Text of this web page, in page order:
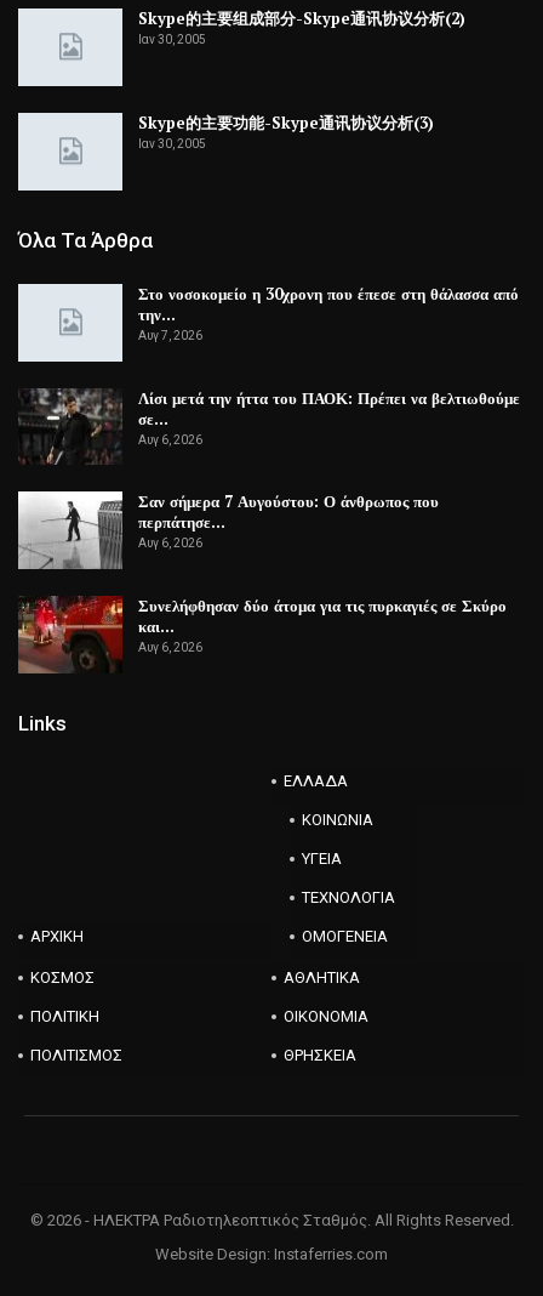
Skype的主要组成部分-Skype通讯协议分析(2)
Ιαν 30, 2005
Skype的主要功能-Skype通讯协议分析(3)
Ιαν 30, 2005
Όλα Τα Άρθρα
Στο νοσοκομείο η 30χρονη που έπεσε στη θάλασσα από
την…
Αυγ 7, 2026
Λίσι μετά την ήττα του ΠΑΟΚ: Πρέπει να βελτιωθούμε
σε…
Αυγ 6, 2026
Σαν σήμερα 7 Αυγούστου: Ο άνθρωπος που
περπάτησε…
Αυγ 6, 2026
Συνελήφθησαν δύο άτομα για τις πυρκαγιές σε Σκύρο
και…
Αυγ 6, 2026
Links
ΑΡΧΙΚΗ
ΕΛΛΑΔΑ
ΚΟΙΝΩΝΙΑ
ΥΓΕΙΑ
ΤΕΧΝΟΛΟΓΙΑ
ΟΜΟΓΕΝΕΙΑ
ΚΟΣΜΟΣ ΑΘΛΗΤΙΚΑ
ΠΟΛΙΤΙΚΗ ΟΙΚΟΝΟΜΙΑ
ΠΟΛΙΤΙΣΜΟΣ ΘΡΗΣΚΕΙΑ
© 2026 - ΗΛΕΚΤΡΑ Ραδιοτηλεοπτικός Σταθμός. All Rights Reserved.
Website Design: Instaferries.com